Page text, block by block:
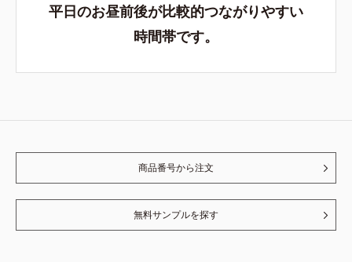
平日のお昼前後が比較的つながりやすい
時間帯です。
商品番号から注文
無料サンプルを探す